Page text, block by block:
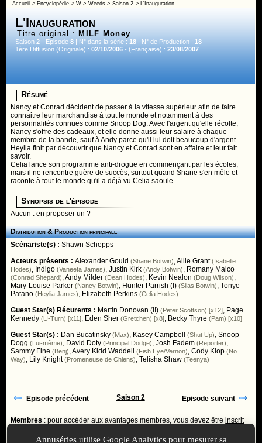
Accueil > Encyclopédie >W > Weeds> Saison 2 > L'Inauguration
L'Inauguration
Titre original : MILF Money
Saison2 - Episode8 | N° dans la série :18 | N° de Production :18
1ère Diffusion (Originale) :02/10/2006 - (Française) :23/08/2007
Résumé
Nancy et Conrad décident de passer à la vitesse supérieur afin de faire
connaitre leur marchandise à tout le monde et notamment à des
personnalités connues comme Snoop Dog. Avec l'argent qu'elle récolte,
Nancy s'offre des cadeaux, et elle donne aussi leur salaire à chaque
membre de la bande, sauf à Andy parce qu'il lui doit beaucoup d'argent.
Heylia finit par découvrir que Nancy et Conrad sont en affaire et leur fait
savoir.
Celia lance son programme anti-drogue en commençant par les écoles,
mais il ne rencontre guère de succès, surtout quand Shane s'en mêle et
raconte à tout le monde qu'il a déjà vu Celia saoule.
Synopsis de l'épisode
Aucun :en proposer un ?
Distribution & Production principale
Scénariste(s) :Shawn Schepps
Acteurs présents :Alexander Gould (Shane Botwin),Allie Grant (Isabelle
Hodes), Indigo (Vaneeta James),Justin Kirk (Andy Botwin), Romany Malco
(Conrad Shepard),Andy Milder (Dean Hodes), Kevin Nealon (Doug Wilson),
Mary-Louise Parker (Nancy Botwin), Hunter Parrish (I) (Silas Botwin),Tonye
Patano (Heylia James), Elizabeth Perkins (Celia Hodes)
Guest Star(s) Récurents : Martin Donovan (II) (Peter Scottson) [x12], Page
Kennedy (U-Turn) [x11], Eden Sher (Gretchen) [x8], Becky Thyre (Pam) [x10]
Guest Star(s) : Dan Bucatinsky (Max), Kasey Campbell (Shut Up),Snoop
Dogg (Lui-même), David Doty (Principal Dodge),Josh Fadem (Reporter),
Sammy Fine (Benj),Avery Kidd Waddell (Fish Eye/Vernon),Cody Klop (No
Way), Lily Knight (Promeneuse de Chiens),Telisha Shaw (Teenya)
Episode précédent Saison 2 Episode suivant
Membres : pour accéder aux avantages membres, vous devez êtreinscrit
Annuséries utilise Google Analytics pour mesurer sa